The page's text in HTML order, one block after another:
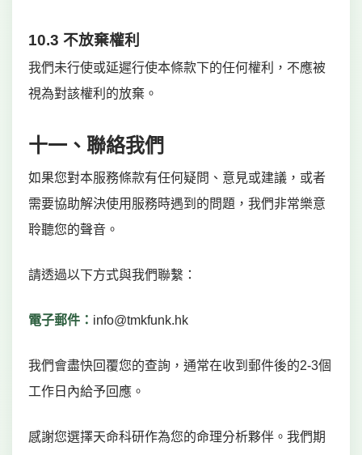
10.3 不放棄權利
我們未行使或延遲行使本條款下的任何權利，不應被
視為對該權利的放棄。
十一、聯絡我們
如果您對本服務條款有任何疑問、意見或建議，或者
需要協助解決使用服務時遇到的問題，我們非常樂意
聆聽您的聲音。
請透過以下方式與我們聯繫：
電子郵件： info@tmkfunk.hk
我們會盡快回覆您的查詢，通常在收到郵件後的2-3個
工作日內給予回應。
感謝您選擇天命科研作為您的命理分析夥伴。我們期